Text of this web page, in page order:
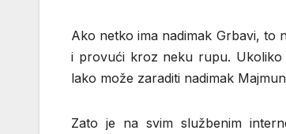
Ako netko ima nadimak Grbavi, to
i provući kroz neku rupu.
lako može zaraditi nadimak
Zato je na svim službenim